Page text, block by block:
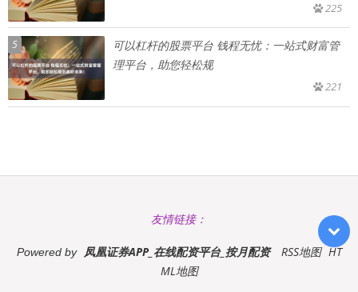
225
5
可以杠杆的股票平台 钱程无忧：一站式财富管
理平台，助您轻松规
221
友情链接：
Powered by 凤凰证券APP_在线配资平台_按月配资 RSS地图 HT
ML地图